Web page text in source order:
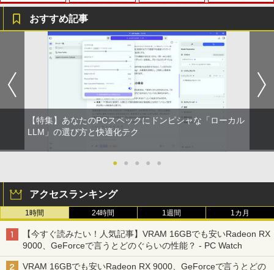
【期間限定 ポイント10倍】Lenovo Idea
Pad D330 10.1型 2-in-1 タブレットPC／
着脱式キーボード（intel 第九世代Celero
n N4000/4GB/64GB eMMC/HD IPS液晶
Type-C データ/充電可）/microSD対応
（最大128GB）/Windows 11 Pro／Dolb
y Audio）【整備済み中古品】
￥13,800
ノートパソコン Dell Latitude 7200 2in
1 第8世代 Core i5 メモリ8GB SSD128G
B 12.3インチタッチパネルフルHD Wind
ows11 Pro カメラ Bluetooth Wi-Fi 送料
￥16,900
りゅうおうのおしごと！21 〜白雪姫と
竜王の結婚〜【完結記念メモリアルブッ
ク付き特装版】 【電子書籍】[ 白鳥 士郎
￥5,500
山由美子 ]
3
【送料無料】これってむし歯になります
か？に根拠をもって答える本 代用甘味
料を迷わず説明するために／久保庭雅恵
／監修 中村恵理子／著
おすすめ記事
【特集】あなたのPCスペックにドンピシャな「ローカル
LLM」の選び方と快適化テク
● ● ● ● ●
アクセスランキング
1時間 24時間 1週間 1カ月
【今すぐ読みたい！人気記事】VRAM 16GBでも安いRadeon RX
9000、GeForceで言うとどのぐらいの性能？ - PC Watch
VRAM 16GBでも安いRadeon RX 9000、GeForceで言うとどの